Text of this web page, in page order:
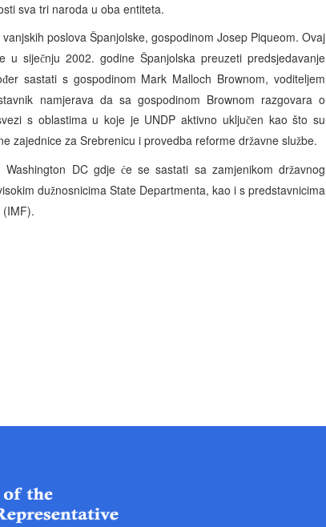
sva tri naroda u oba entiteta.
poslova Španjolske, gospodinom Josep Piqueom. Ovaj
u siječnju 2002. godine Španjolska preuzeti predsjedavanje
đer sastati s gospodinom Mark Malloch Brownom, voditeljem
namjerava da sa gospodinom Brownom razgovara o
s oblastima u koje je UNDP aktivno uključen kao što su
zajednice za Srebrenicu i provedba reforme državne službe.
Washington DC gdjeće se sastati sa zamjenikom državnog
dužnosnicima State Departmenta, kao i s predstavnicima